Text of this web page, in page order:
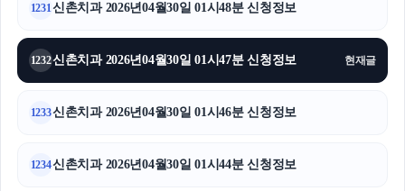
1231신촌치과 2026년04월30일 01시48분 신청정보
1232신촌치과 2026년04월30일 01시47분 신청정보 현재글
1233신촌치과 2026년04월30일 01시46분 신청정보
1234신촌치과 2026년04월30일 01시44분 신청정보